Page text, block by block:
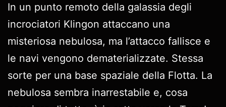
In un punto remoto della galassia degli
incrociatori Klingon attaccano una
misteriosa nebulosa, ma l’attacco fallisce e
le navi vengono dematerializzate. Stessa
sorte per una base spaziale della Flotta. La
nebulosa sembra inarrestabile e, cosa